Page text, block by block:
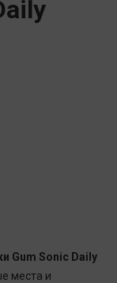
Gum Sonic Daily
места и